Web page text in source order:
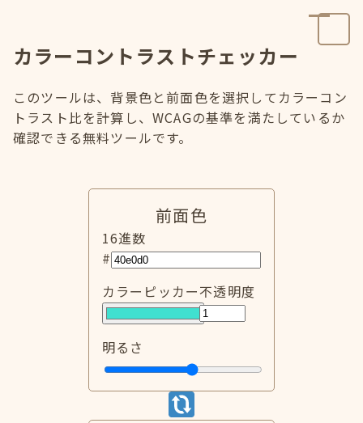
カラーコントラストチェッカー
このツールは、背景色と前面色を選択してカラーコン
トラスト比を計算し、WCAGの基準を満たしているか
確認できる無料ツールです。
前面色
16進数
#
カラーピッカー不透明度
明るさ